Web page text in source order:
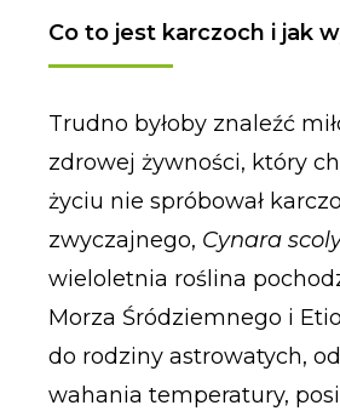
Co to jest karczoch i jak
Trudno byłoby znaleźć
zdrowej żywności, który
życiu nie spróbował
zwyczajnego, Cynara
wieloletnia roślina
Morza Śródziemnego i
do rodziny astrowatych,
wahania temperatury,